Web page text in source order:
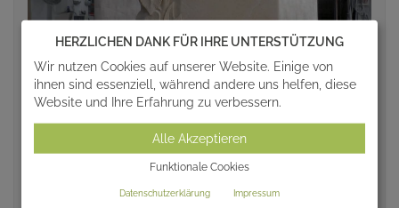
HERZLICHEN DANK FÜR IHRE UNTERSTÜTZUNG
Wir nutzen Cookies auf unserer Website. Einige von
ihnen sind essenziell, während andere uns helfen, diese
Website und Ihre Erfahrung zu verbessern.
Alle Akzeptieren
Funktionale Cookies
Datenschutzerklärung Impressum